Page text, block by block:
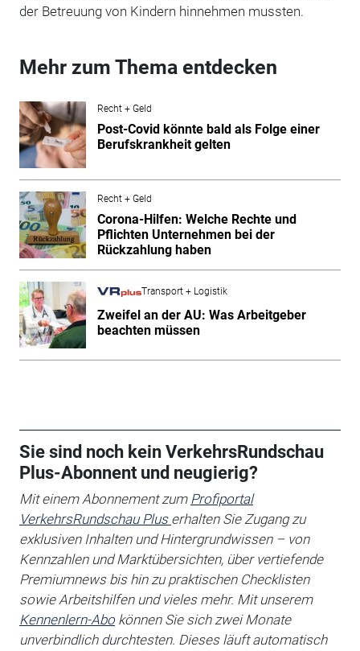
der Betreuung von Kindern hinnehmen mussten.
Mehr zum Thema entdecken
Recht + Geld
Post-Covid könnte bald als Folge einer
Berufskrankheit gelten
Recht + Geld
Corona-Hilfen: Welche Rechte und
Pflichten Unternehmen bei der
Rückzahlung haben
Transport + Logistik
Zweifel an der AU: Was Arbeitgeber
beachten müssen
Sie sind noch kein VerkehrsRundschau
Plus-Abonnent und neugierig?
Mit einem Abonnement zum Profiportal
VerkehrsRundschau Plus erhalten Sie Zugang zu
exklusiven Inhalten und Hintergrundwissen – von
Kennzahlen und Marktübersichten, über vertiefende
Premiumnews bis hin zu praktischen Checklisten
sowie Arbeitshilfenund vieles mehr. Mit unserem
Kennenlern-Abokönnen Sie sich zwei Monate
unverbindlich durchtesten. Dieses läuft automatisch